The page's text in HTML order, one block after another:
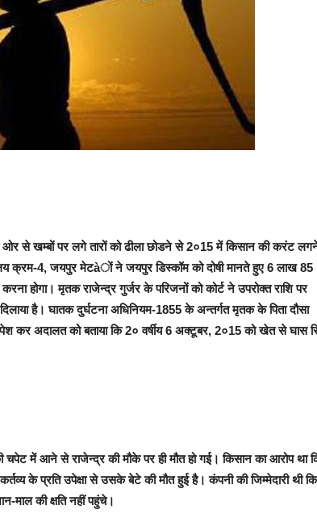
ओर से खम्बों पर लगे तारों को ढीला छोडने से 2०15 में किसान की करंट
क्रम-4, जयपुर मेटàों ने जयपुर डिस्कॉम को दोषी मानते हुए 6 लाख 85
होगा। मृतक राजेन्द्र गुर्जर के परिजनों को कोर्ट ने उपरोक्त राशि पर
है। घातक दुर्घटना अधिनियम-1855 के अन्तर्गत मृतक के पिता दौसा
पेश कर अदालत को बताया कि 2० वर्षीय 6 अक्टूबर, 2०15 को खेत से घास
में आने से राजेन्द्र की मौके पर ही मौत हो गई। किसान का आरोप था
के प्रति उपेक्षा से उसके बेटे की मौत हुई है। कंपनी की जिम्मेदारी थी कि
माल की क्षति नहीं पहुंचे।